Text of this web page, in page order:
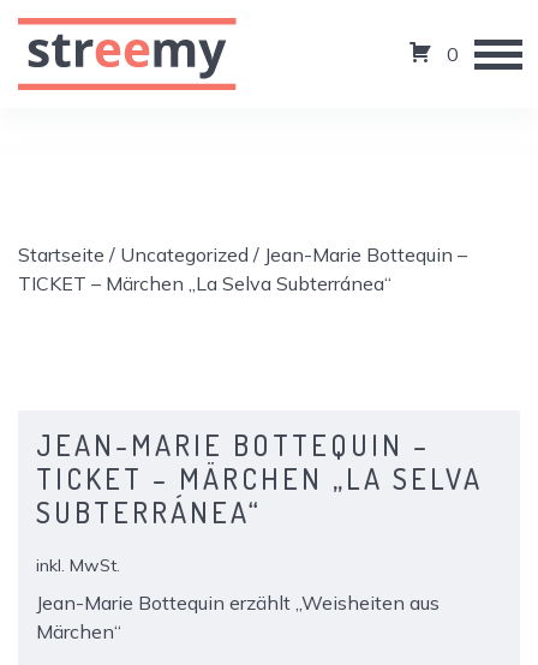
0
Startseite / Uncategorized / Jean-Marie Bottequin –
TICKET – Märchen „La Selva Subterránea“
JEAN-MARIE BOTTEQUIN –
TICKET – MÄRCHEN „LA SELVA
SUBTERRÁNEA“
inkl. MwSt.
Jean-Marie Bottequin erzählt „Weisheiten aus
Märchen“